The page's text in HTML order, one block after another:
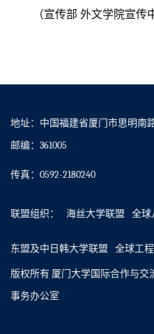
（宣传部 外文学院宣传
地址：中国福建省厦门市思明南
邮编：361005
传真：0592-2180240
联盟组织： 海丝大学联盟 全球
东盟及中日韩大学联盟 全球工
版权所有 厦门大学国际合作与
事务办公室